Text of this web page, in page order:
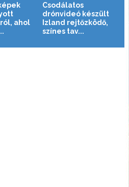
ahol
Csodálatos
drónvideó készült
Izland rejtőzködő,
színes tav...